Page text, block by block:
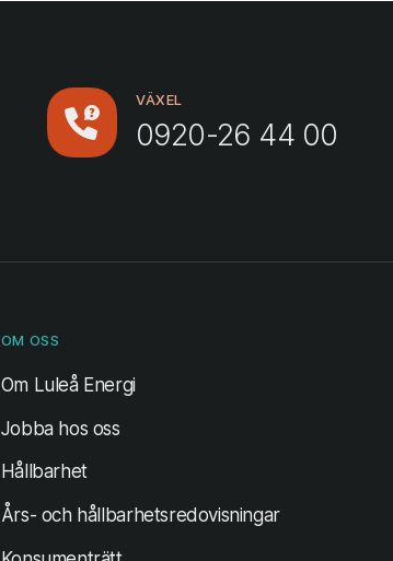
VÄXEL
0920-26 44 00
OM OSS
Om Luleå Energi
Jobba hos oss
Hållbarhet
Års- och hållbarhetsredovisningar